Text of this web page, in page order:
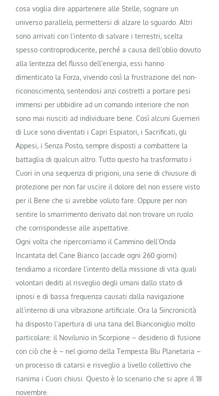
cosa voglia dire appartenere alle Stelle, sognare un
universo parallelo, permettersi di alzare lo sguardo. Altri
sono arrivati con l’intento di salvare i terrestri, scelta
spesso controproducente, perché a causa dell’oblio dovuto
alla lentezza del flusso dell’energia, essi hanno
dimenticato la Forza, vivendo così la frustrazione del non-
riconoscimento, sentendosi anzi costretti a portare pesi
immensi per ubbidire ad un comando interiore che non
sono mai riusciti ad individuare bene. Così alcuni Guerrieri
di Luce sono diventati i Capri Espiatori, i Sacrificati, gli
Appesi, i Senza Posto, sempre disposti a combattere la
battaglia di qualcun altro. Tutto questo ha trasformato i
Cuori in una sequenza di prigioni, una serie di chiusure di
protezione per non far uscire il dolore del non essere visto
per il Bene che si avrebbe voluto fare. Oppure per non
sentire lo smarrimento derivato dal non trovare un ruolo
che corrispondesse alle aspettative.
Ogni volta che ripercorriamo il Cammino dell’Onda
Incantata del Cane Bianco (accade ogni 260 giorni)
tendiamo a ricordare l’intento della missione di vita quali
volontari dediti al risveglio degli umani dallo stato di
ipnosi e di bassa frequenza causati dalla navigazione
all’interno di una vibrazione artificiale. Ora la Sincronicità
ha disposto l’apertura di una tana del Bianconiglio molto
particolare: il Novilunio in Scorpione – desiderio di fusione
con ciò che è – nel giorno della Tempesta Blu Planetaria –
un processo di catarsi e risveglio a livello collettivo che
rianima i Cuori chiusi. Questo è lo scenario che si apre il 18
novembre.